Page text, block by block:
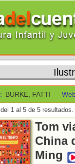
BURKE, FATTI
1 al 5 de 5 resultados.
Tom
China
Ming